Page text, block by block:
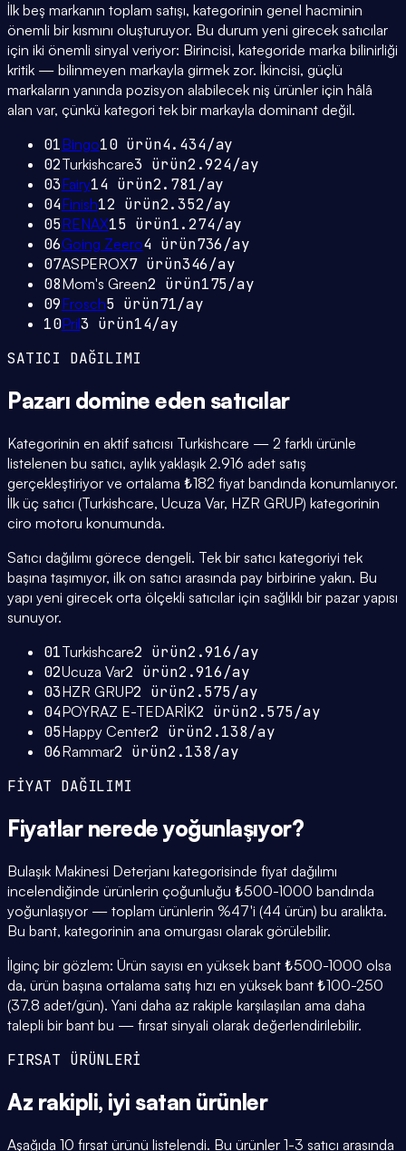
İlk beş markanın toplam satışı, kategorinin genel hacminin
önemli bir kısmını oluşturuyor. Bu durum yeni girecek satıcılar
için iki önemli sinyal veriyor: Birincisi, kategoride marka bilinirliği
kritik — bilinmeyen markayla girmek zor. İkincisi, güçlü
markaların yanında pozisyon alabilecek niş ürünler için hâlâ
alan var, çünkü kategori tek bir markayla dominant değil.
01Bingo10ürün4.434/ay
02Turkishcare3 ürün2.924/ay
03Fairy14 ürün2.781/ay
04Finish12 ürün2.352/ay
05RENAX15 ürün1.274/ay
06Going Zeero4 ürün736/ay
07ASPEROX7ürün346/ay
08Mom's Green2 ürün175/ay
09Frosch5 ürün71/ay
10Pril3 ürün14/ay
SATICI DAĞILIMI
Pazarı domine eden satıcılar
Kategorinin en aktif satıcısı Turkishcare — 2 farklı ürünle
listelenen bu satıcı, aylık yaklaşık 2.916 adet satış
gerçekleştiriyor ve ortalama ₺182 fiyat bandında konumlanıyor.
İlk üç satıcı (Turkishcare, Ucuza Var, HZR GRUP) kategorinin
ciro motoru konumunda.
Satıcı dağılımı görece dengeli. Tek bir satıcı kategoriyi tek
başına taşımıyor, ilk on satıcı arasında pay birbirine yakın. Bu
yapı yeni girecek orta ölçekli satıcılar için sağlıklı bir pazar yapısı
sunuyor.
01Turkishcare2 ürün2.916/ay
02Ucuza Var2 ürün2.916/ay
03HZR GRUP2 ürün2.575/ay
04POYRAZ E-TEDARİK2 ürün2.575/ay
05Happy Center2 ürün2.138/ay
06Rammar2 ürün2.138/ay
FİYAT DAĞILIMI
Fiyatlar nerede yoğunlaşıyor?
Bulaşık Makinesi Deterjanı kategorisinde fiyat dağılımı
incelendiğinde ürünlerin çoğunluğu ₺500-1000 bandında
yoğunlaşıyor — toplam ürünlerin %47'i (44 ürün) bu aralıkta.
Bu bant, kategorinin ana omurgası olarak görülebilir.
İlginç bir gözlem: Ürün sayısı en yüksek bant ₺500-1000 olsa
da, ürün başına ortalama satış hızı en yüksek bant ₺100-250
(37.8 adet/gün). Yani daha az rakiple karşılaşılan ama daha
talepli bir bant bu — fırsat sinyali olarak değerlendirilebilir.
FIRSAT ÜRÜNLERİ
Az rakipli, iyi satan ürünler
Aşağıda 10 fırsat ürünü listelendi. Bu ürünler 1-3 satıcı arasında